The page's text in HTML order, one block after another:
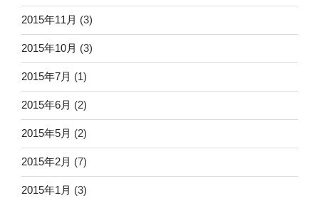
2015年11月 (3)
2015年10月 (3)
2015年7月 (1)
2015年6月 (2)
2015年5月 (2)
2015年2月 (7)
2015年1月 (3)